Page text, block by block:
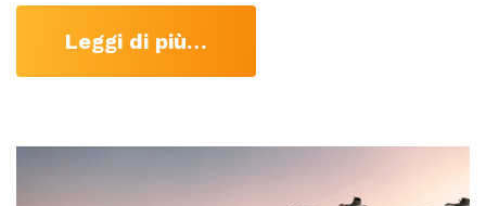
Leggi di più…